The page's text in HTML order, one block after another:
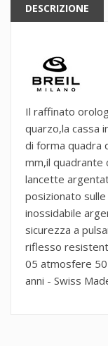
DESCRIZIONE
Il raffinato
quarzo,la cassa
di forma quadra
mm,il quadrante
lancette
posizionato sulle
inossidabile
sicurezza a
riflesso
05 atmosfere
anni - Swiss